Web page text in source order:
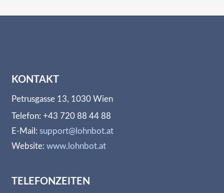
KONTAKT
Petrusgasse 13, 1030 Wien
Telefon: +43 720 88 44 88
E-Mail: support@lohnbot.at
Website: www.lohnbot.at
TELEFONZEITEN